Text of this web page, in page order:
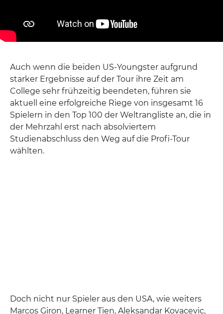
Auch wenn die beiden US-Youngster aufgrund
starker Ergebnisse auf der Tour ihre Zeit am
College sehr frühzeitig beendeten, führen sie
aktuell eine erfolgreiche Riege von insgesamt 16
Spielern in den Top 100 der Weltrangliste an, die in
der Mehrzahl erst nach absolviertem
Studienabschluss den Weg auf die Profi-Tour
wählten.
Doch nicht nur Spieler aus den USA, wie weiters
Marcos Giron, Learner Tien, Aleksandar Kovacevic,